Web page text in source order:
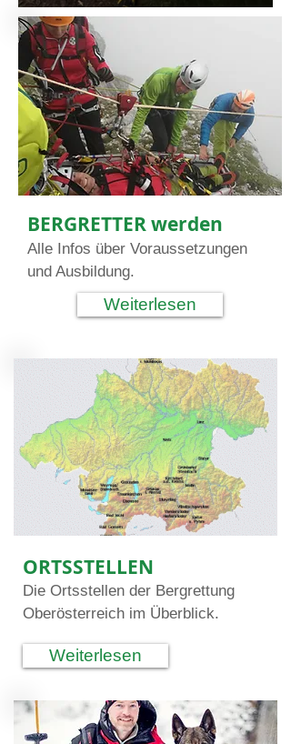
Hund vom Berg gerettet
BERGRETTER werden
Alle Infos über Voraussetzungen
und Ausbildung.
Weiterlesen
ORTSSTELLEN
Die Ortsstellen der Bergrettung
Oberösterreich im Überblick.
Weiterlesen